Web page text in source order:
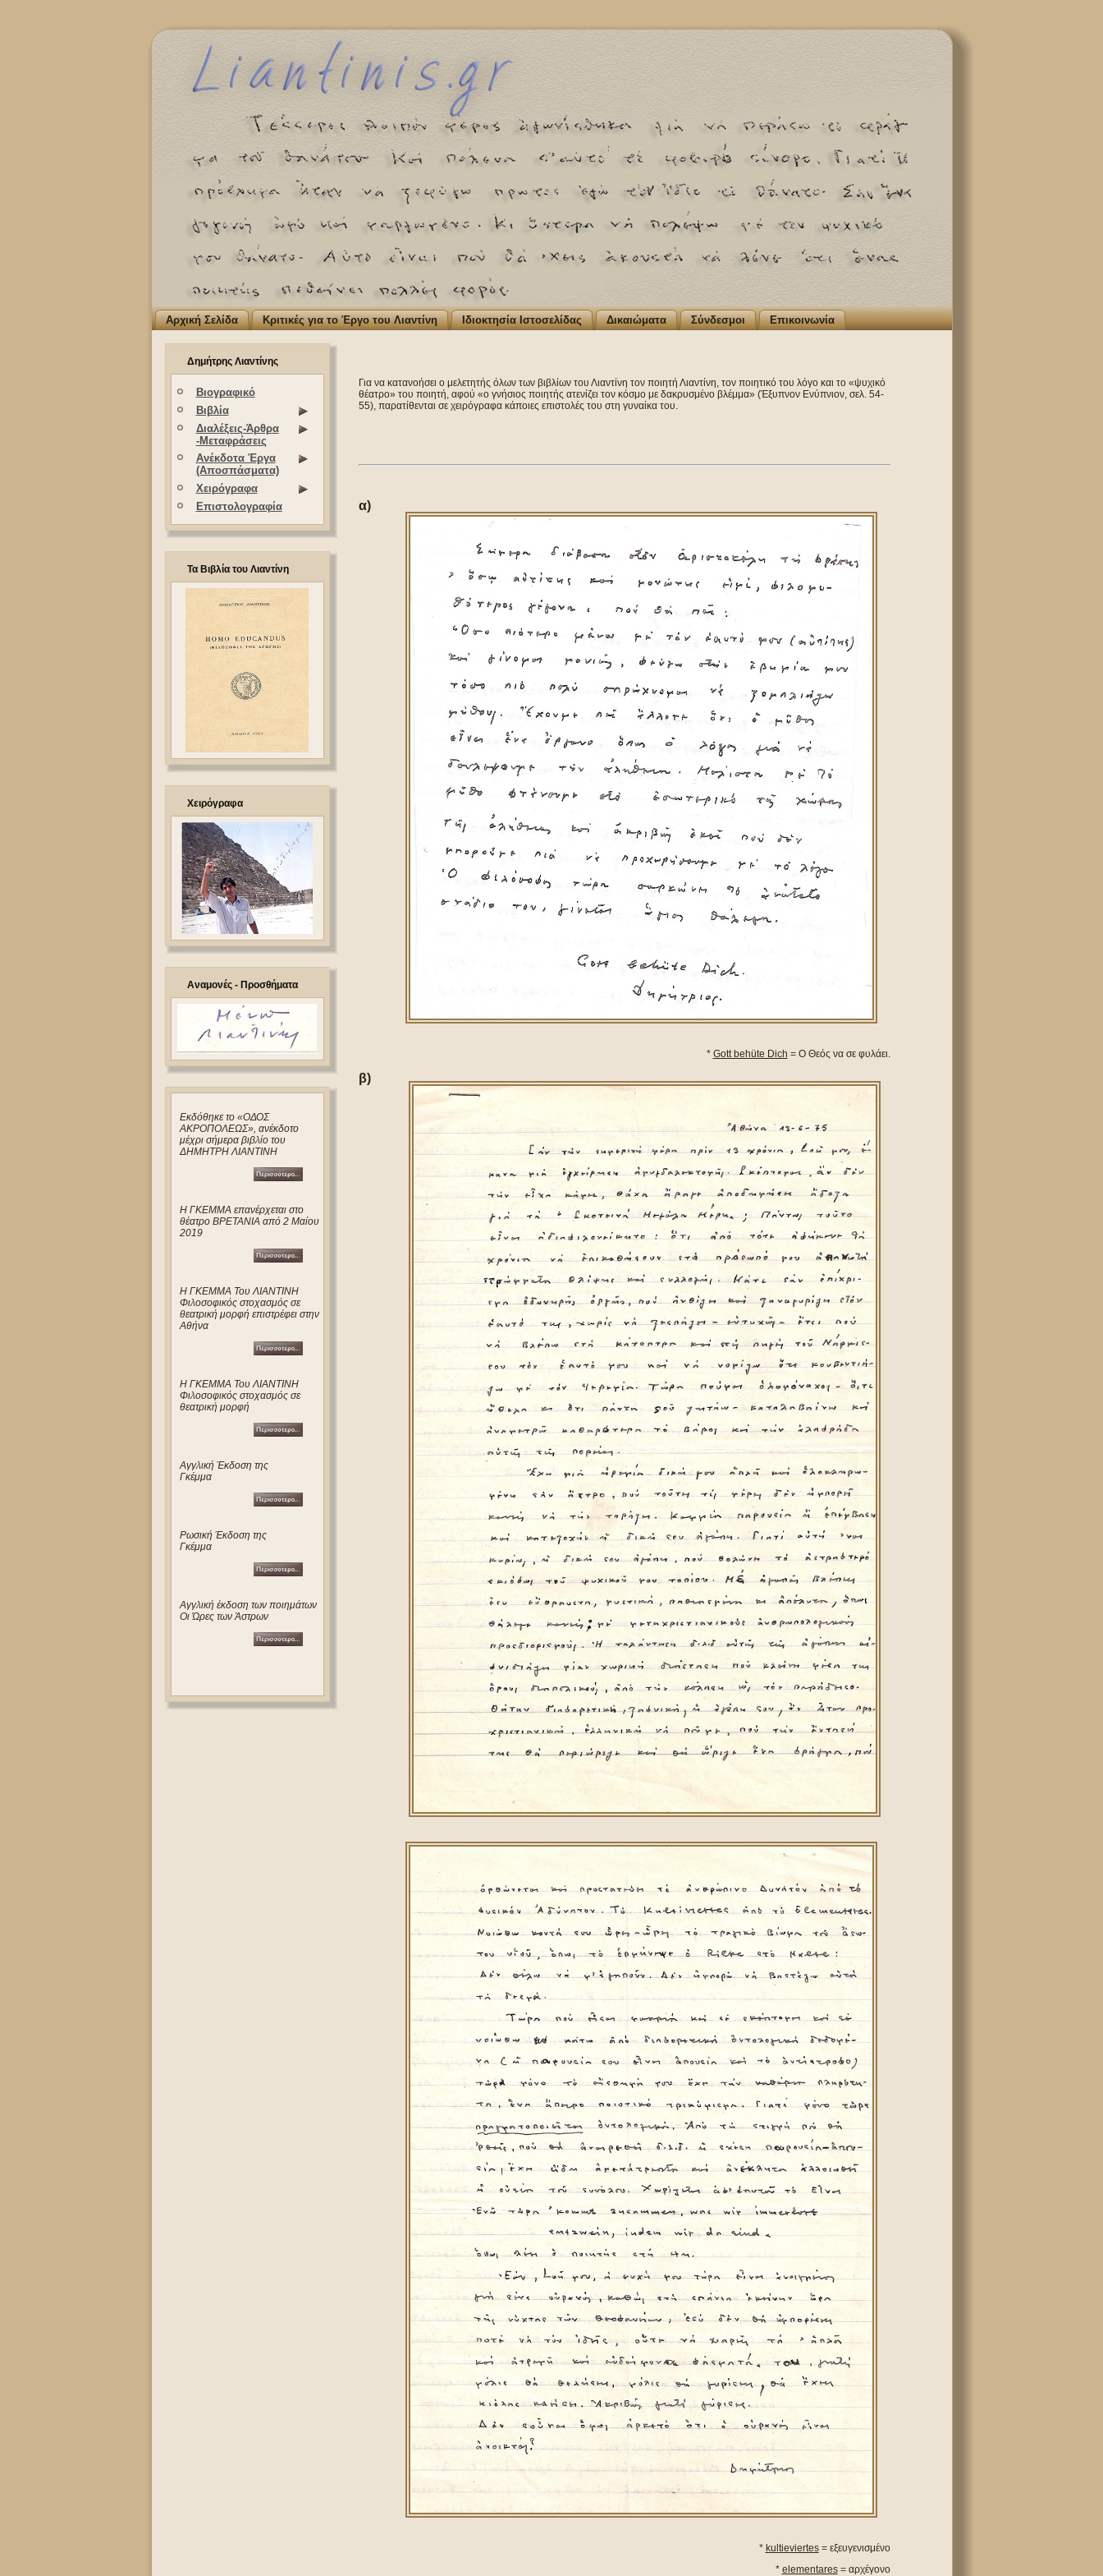
Αρχική Σελίδα Κριτικές για το Έργο του Λιαντίνη Ιδιοκτησία Ιστοσελίδας Δικαιώματα Σύνδεσμοι Επικοινωνία
Δημήτρης Λιαντίνης
Βιογραφικό
Βιβλία
Διαλέξεις-Άρθρα
-Μεταφράσεις
Ανέκδοτα Έργα
(Αποσπάσματα)
Χειρόγραφα
Επιστολογραφία
Τα Βιβλία του Λιαντίνη
Χειρόγραφα
Αναμονές - Προσθήματα
Eκδόθηκε το «ΟΔΟΣ
ΑΚΡΟΠΟΛΕΩΣ», ανέκδοτο
μέχρι σήμερα βιβλίο του
ΔΗΜΗΤΡΗ ΛΙΑΝΤΙΝΗ
Η ΓΚΕΜΜΑ επανέρχεται στο
θέατρο ΒΡΕΤΑΝΙΑ από 2 Μαίου
2019
Η ΓΚΕΜΜΑ Του ΛΙΑΝΤΙΝΗ
Φιλοσοφικός στοχασμός σε
θεατρική μορφή επιστρέφει στην
Αθήνα
Η ΓΚΕΜΜΑ Του ΛΙΑΝΤΙΝΗ
Φιλοσοφικός στοχασμός σε
θεατρική μορφή
Αγγλική Έκδοση της
Γκέμμα
Ρωσική Έκδοση της
Γκέμμα
Αγγλική έκδοση των ποιημάτων
Οι Ώρες των Άστρων
Για να κατανοήσει ο μελετητής όλων των βιβλίων του Λιαντίνη τον ποιητή Λιαντίνη, τον ποιητικό του λόγο και το «ψυχικό
θέατρο» του ποιητή, αφού «ο γνήσιος ποιητής ατενίζει τον κόσμο με δακρυσμένο βλέμμα» (Έξυπνον Ενύπνιον, σελ. 54-
55), παρατίθενται σε χειρόγραφα κάποιες επιστολές του στη γυναίκα του.
α)
* Gott behüte Dich = Ο Θεός να σε φυλάει.
β)
* kultieviertes= εξευγενισμένο
* elementares= αρχέγονο